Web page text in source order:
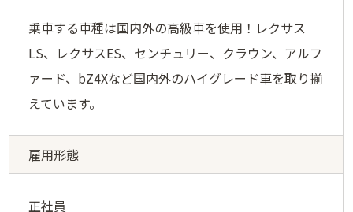
乗⾞する⾞種は国内外の高級⾞を使用！レクサス
LS、レクサスES、センチュリー、クラウン、アルフ
ァード、bZ4Xなど国内外のハイグレード⾞を取り揃
えています。
雇用形態
正社員